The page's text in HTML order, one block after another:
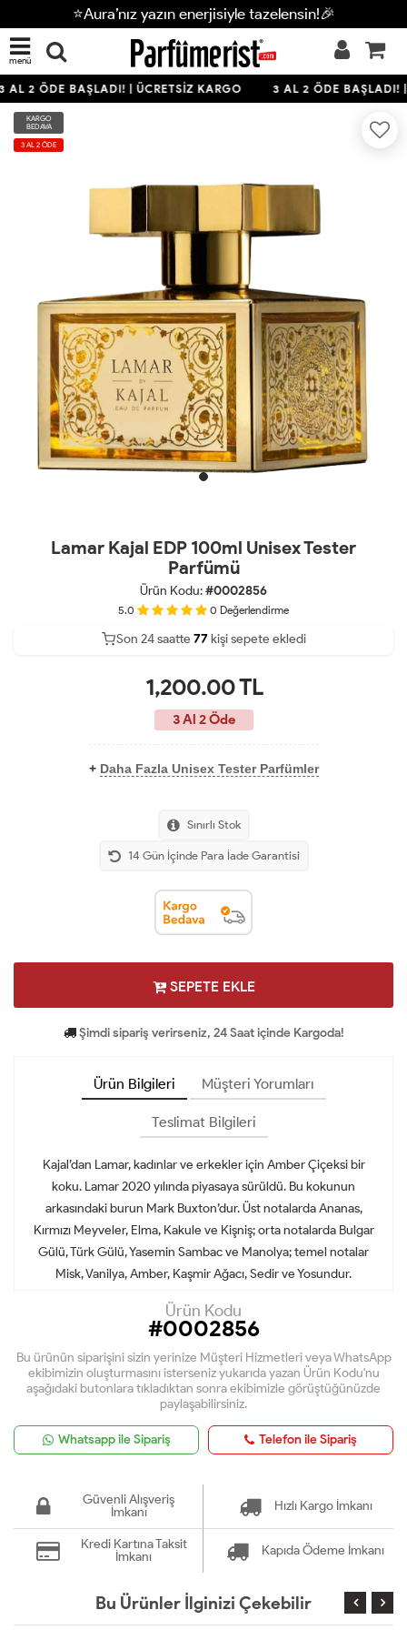
⭐Aura’nız yazın enerjisiyle tazelensin!🎉
menü
AL 2 ÖDE BAŞLADI! | ÜCRETSİZ KARGO 3 AL 2 ÖDE BAŞLADI! |
KARGO
BEDAVA
3 AL 2 ÖDE
Lamar Kajal EDP 100ml Unisex Tester
Parfümü
Ürün Kodu:#0002856
5.0 0 Değerlendirme
39
Son 24 saatte 79 kişi sepete ekledi
16
1,200.00TL
3 Al 2 Öde
+ Daha Fazla Unisex Tester Parfümler
Sınırlı Stok
14 Gün İçinde Para İade Garantisi
SEPETE EKLE
Şimdi sipariş verirseniz, 24 Saat içinde Kargoda!
Ürün Bilgileri Müşteri Yorumları
Teslimat Bilgileri
Kajal’dan Lamar, kadınlar ve erkekler için Amber Çiçeksi bir
koku. Lamar 2020 yılında piyasaya sürüldü. Bu kokunun
arkasındaki burun Mark Buxton’dur. Üst notalarda Ananas,
Kırmızı Meyveler, Elma, Kakule ve Kişniş; orta notalarda Bulgar
Gülü, Türk Gülü, Yasemin Sambac ve Manolya; temel notalar
Misk, Vanilya, Amber, Kaşmir Ağacı, Sedir ve Yosundur.
Ürün Kodu
#0002856
Bu ürünün siparişini sizin yerinize Müşteri Hizmetleri veya WhatsApp
ekibimizin oluşturmasını isterseniz yukarıda yazan Ürün Kodu'nu
aşağıdaki butonlara tıkladıktan sonra ekibimizle görüştüğünüzde
paylaşabilirsiniz.
Whatsapp ile Sipariş Telefon ile Sipariş
Güvenli Alışveriş
İmkanı
Hızlı Kargo İmkanı
Kredi Kartına Taksit
İmkanı
Kapıda Ödeme İmkanı
Bu Ürünler İlginizi Çekebilir